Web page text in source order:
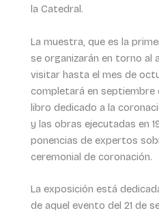
la Catedral.
La muestra, que es la
se organizarán en torno al
visitar hasta el mes de
completará en septiembre
libro dedicado a la
y las obras ejecutadas en
ponencias de expertos
ceremonial de coronación.
La exposición está
de aquel evento del 21 de